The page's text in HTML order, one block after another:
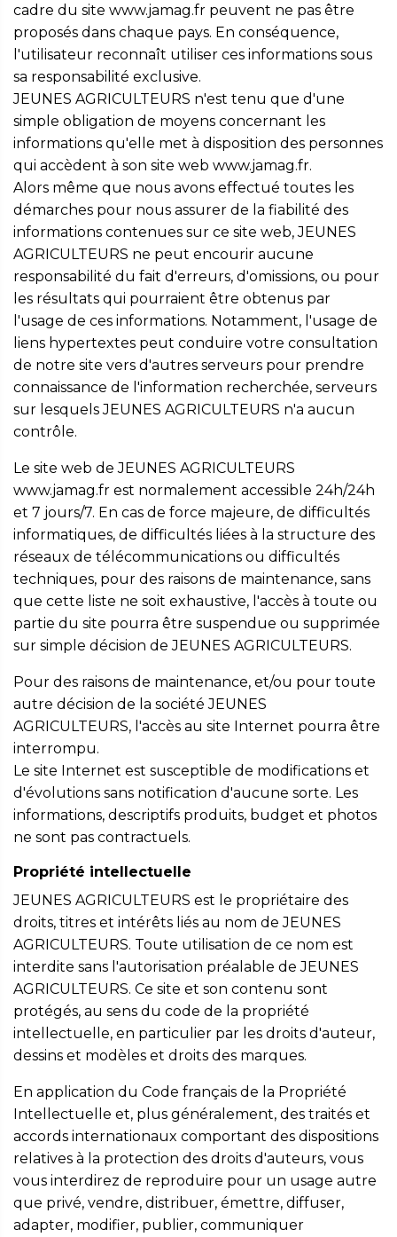
cadre du site www.jamag.fr peuvent ne pas être
proposés dans chaque pays. En conséquence,
l'utilisateur reconnaît utiliser ces informations sous
sa responsabilité exclusive.
JEUNES AGRICULTEURS n'est tenu que d'une
simple obligation de moyens concernant les
informations qu'elle met à disposition des personnes
qui accèdent à son site web www.jamag.fr.
Alors même que nous avons effectué toutes les
démarches pour nous assurer de la fiabilité des
informations contenues sur ce site web, JEUNES
AGRICULTEURS ne peut encourir aucune
responsabilité du fait d'erreurs, d'omissions, ou pour
les résultats qui pourraient être obtenus par
l'usage de ces informations. Notamment, l'usage de
liens hypertextes peut conduire votre consultation
de notre site vers d'autres serveurs pour prendre
connaissance de l'information recherchée, serveurs
sur lesquels JEUNES AGRICULTEURS n'a aucun
contrôle.
Le site web de JEUNES AGRICULTEURS
www.jamag.fr est normalement accessible 24h/24h
et 7 jours/7. En cas de force majeure, de difficultés
informatiques, de difficultés liées à la structure des
réseaux de télécommunications ou difficultés
techniques, pour des raisons de maintenance, sans
que cette liste ne soit exhaustive, l'accès à toute ou
partie du site pourra être suspendue ou supprimée
sur simple décision de JEUNES AGRICULTEURS.
Pour des raisons de maintenance, et/ou pour toute
autre décision de la société JEUNES
AGRICULTEURS, l'accès au site Internet pourra être
interrompu.
Le site Internet est susceptible de modifications et
d'évolutions sans notification d'aucune sorte. Les
informations, descriptifs produits, budget et photos
ne sont pas contractuels.
Propriété intellectuelle
JEUNES AGRICULTEURS est le propriétaire des
droits, titres et intérêts liés au nom de JEUNES
AGRICULTEURS. Toute utilisation de ce nom est
interdite sans l'autorisation préalable de JEUNES
AGRICULTEURS. Ce site et son contenu sont
protégés, au sens du code de la propriété
intellectuelle, en particulier par les droits d'auteur,
dessins et modèles et droits des marques.
En application du Code français de la Propriété
Intellectuelle et, plus généralement, des traités et
accords internationaux comportant des dispositions
relatives à la protection des droits d'auteurs, vous
vous interdirez de reproduire pour un usage autre
que privé, vendre, distribuer, émettre, diffuser,
adapter, modifier, publier, communiquer